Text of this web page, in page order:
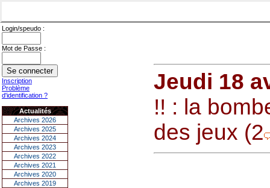
Login/speudo :
Mot de Passe :
Inscription
Problème
d'identification ?
Actualités
Archives 2026
Archives 2025
Archives 2024
Archives 2023
Archives 2022
Archives 2021
Archives 2020
Archives 2019
Jeudi 18
!! : la
des jeux (2